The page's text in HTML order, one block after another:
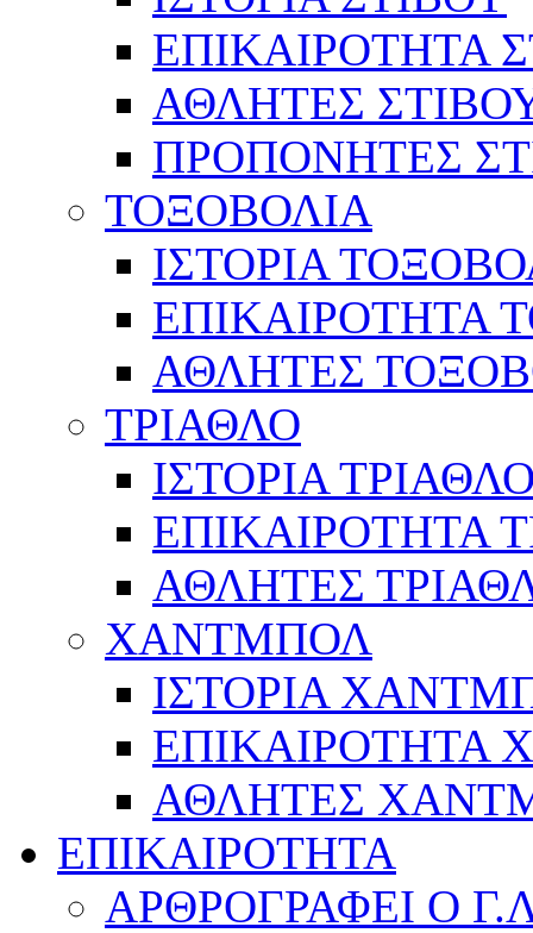
ΕΠΙΚΑΙΡΟΤΗΤΑ
ΑΘΛΗΤΕΣ
ΠΡΟΠΟΝΗΤΕΣ
ΤΟΞΟΒΟΛΙΑ
ΙΣΤΟΡΙΑ
ΕΠΙΚΑΙΡΟΤΗΤΑ
ΑΘΛΗΤΕΣ
ΤΡΙΑΘΛΟ
ΙΣΤΟΡΙΑ
ΕΠΙΚΑΙΡΟΤΗΤΑ
ΑΘΛΗΤΕΣ
ΧΑΝΤΜΠΟΛ
ΙΣΤΟΡΙΑ
ΕΠΙΚΑΙΡΟΤΗΤΑ
ΑΘΛΗΤΕΣ
ΕΠΙΚΑΙΡΟΤΗΤΑ
ΑΡΘΡΟΓΡΑΦΕΙ Ο